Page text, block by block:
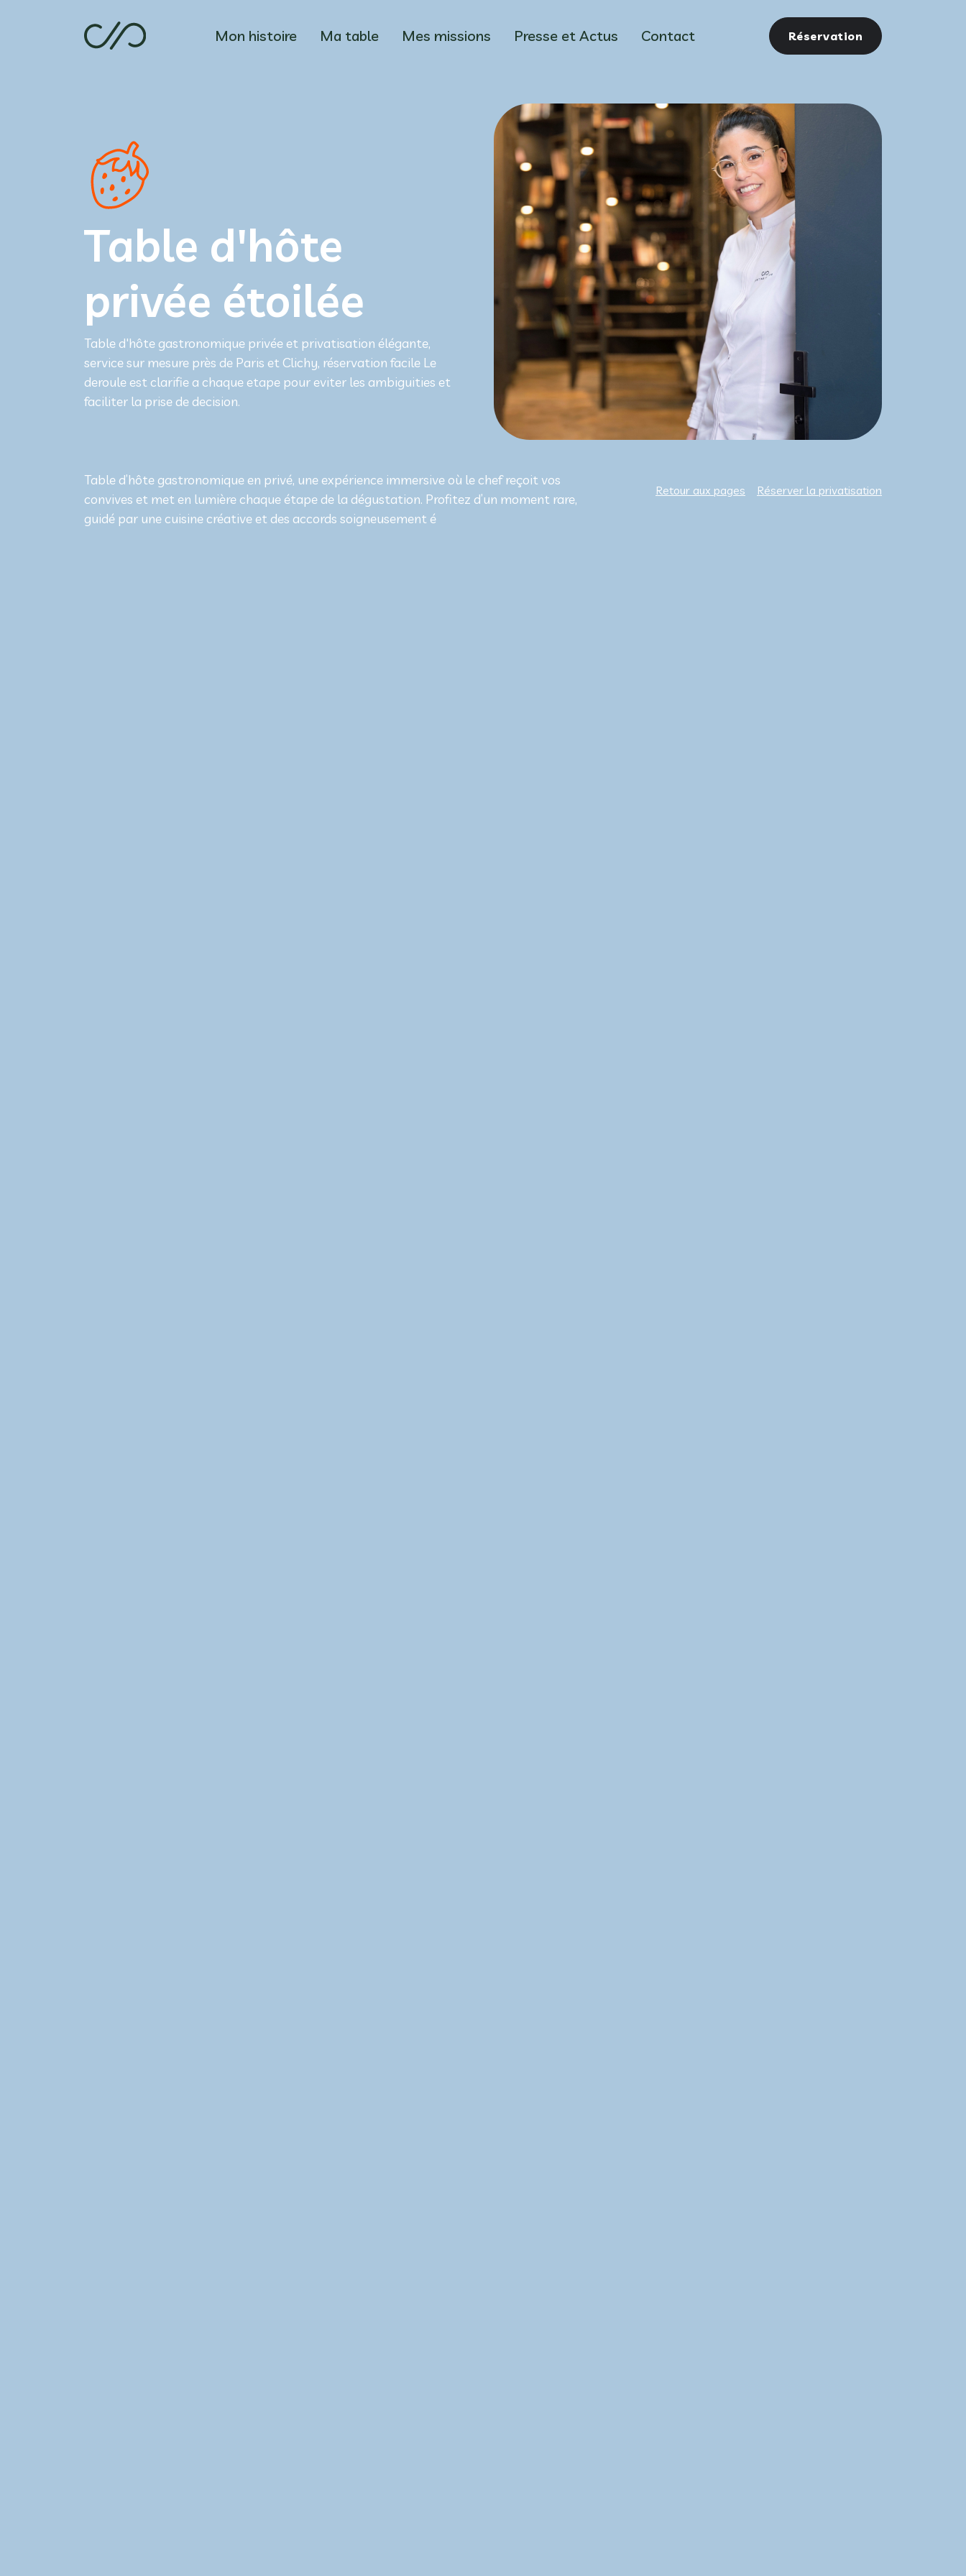
Mon histoire Ma table Mes missions Presse et Actus Contact Réservation
Table d'hôte
privée étoilée
Table d'hôte gastronomique privée et privatisation élégante,
service sur mesure près de Paris et Clichy, réservation facile Le
deroule est clarifie a chaque etape pour eviter les ambiguities et
faciliter la prise de decision.
Table d’hôte gastronomique en privé, une expérience immersive où le chef reçoit vos
convives et met en lumière chaque étape de la dégustation. Profitez d’un moment rare,
guidé par une cuisine créative et des accords soigneusement é
Retour aux pages Réserver la privatisation